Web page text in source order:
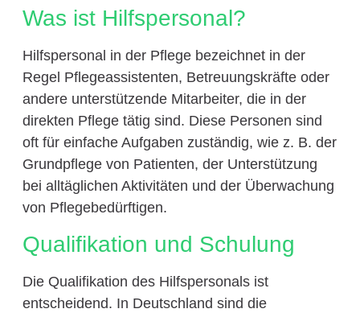
Was ist Hilfspersonal?
Hilfspersonal in der Pflege bezeichnet in der
Regel Pflegeassistenten, Betreuungskräfte oder
andere unterstützende Mitarbeiter, die in der
direkten Pflege tätig sind. Diese Personen sind
oft für einfache Aufgaben zuständig, wie z. B. der
Grundpflege von Patienten, der Unterstützung
bei alltäglichen Aktivitäten und der Überwachung
von Pflegebedürftigen.
Qualifikation und Schulung
Die Qualifikation des Hilfspersonals ist
entscheidend. In Deutschland sind die